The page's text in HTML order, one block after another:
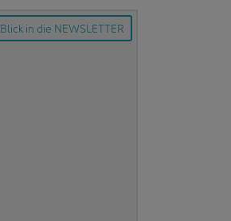
Blick in die NEWSLETTER